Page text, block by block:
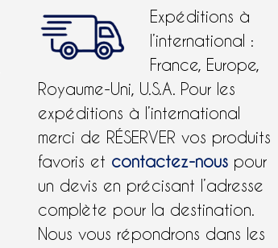
Expéditions à
l’international :
France, Europe,
Royaume-Uni, U.S.A. Pour les
expéditions à l’international
merci de RÉSERVER vos produits
favoris et contactez-nous pour
un devis en précisant l’adresse
complète pour la destination.
Nous vous répondrons dans les